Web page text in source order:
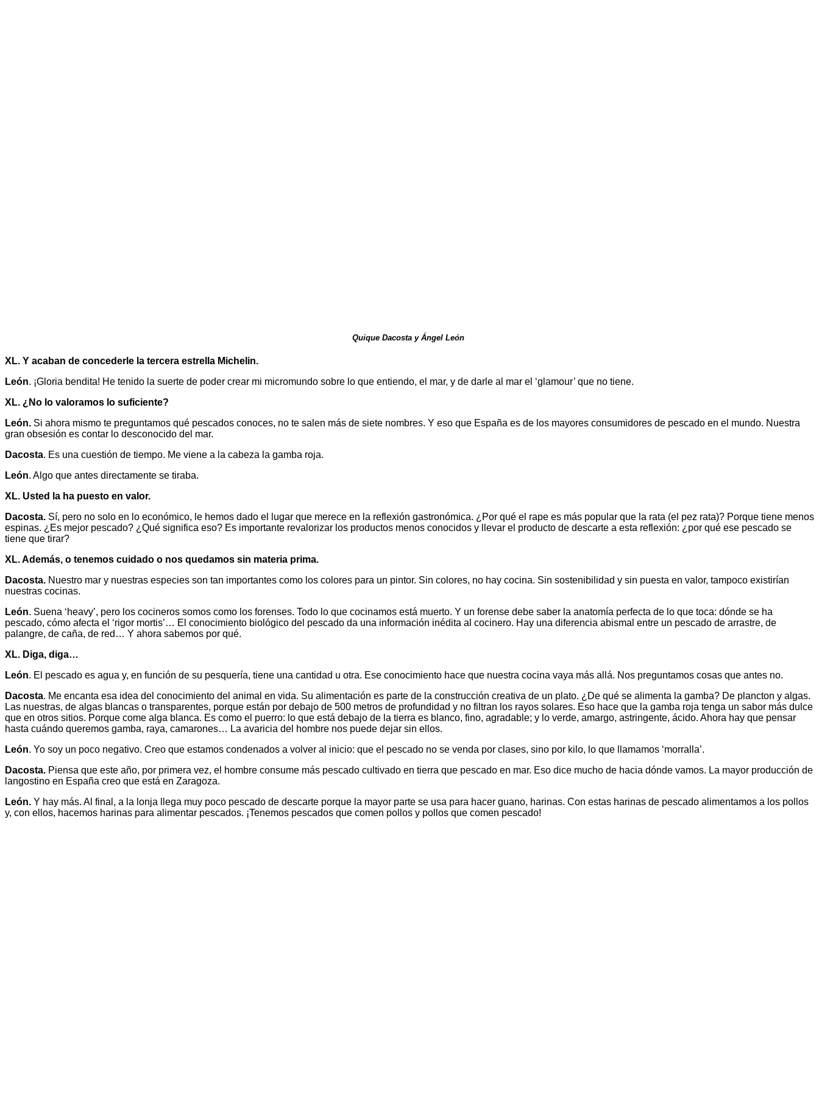
Quique Dacosta y Ángel León
XL. Y acaban de concederle la tercera estrella Michelin.
León. ¡Gloria bendita! He tenido la suerte de poder crear mi micromundo sobre lo que entiendo, el mar, y de darle al mar el ‘glamour’ que no tiene.
XL. ¿No lo valoramos lo suficiente?
León. Si ahora mismo te preguntamos qué pescados conoces, no te salen más de siete nombres. Y eso que España es de los mayores consumidores de pescado en el mundo. Nuestra
gran obsesión es contar lo desconocido del mar.
Dacosta. Es una cuestión de tiempo. Me viene a la cabeza la gamba roja.
León. Algo que antes directamente se tiraba.
XL. Usted la ha puesto en valor.
Dacosta. Sí, pero no solo en lo económico, le hemos dado el lugar que merece en la reflexión gastronómica. ¿Por qué el rape es más popular que la rata (el pez rata)? Porque tiene menos
espinas. ¿Es mejor pescado? ¿Qué significa eso? Es importante revalorizar los productos menos conocidos y llevar el producto de descarte a esta reflexión: ¿por qué ese pescado se
tiene que tirar?
XL. Además, o tenemos cuidado o nos quedamos sin materia prima.
Dacosta. Nuestro mar y nuestras especies son tan importantes como los colores para un pintor. Sin colores, no hay cocina. Sin sostenibilidad y sin puesta en valor, tampoco existirían
nuestras cocinas.
León. Suena ‘heavy’, pero los cocineros somos como los forenses. Todo lo que cocinamos está muerto. Y un forense debe saber la anatomía perfecta de lo que toca: dónde se ha
pescado, cómo afecta el ‘rigor mortis’… El conocimiento biológico del pescado da una información inédita al cocinero. Hay una diferencia abismal entre un pescado de arrastre, de
palangre, de caña, de red… Y ahora sabemos por qué.
XL. Diga, diga…
León. El pescado es agua y, en función de su pesquería, tiene una cantidad u otra. Ese conocimiento hace que nuestra cocina vaya más allá. Nos preguntamos cosas que antes no.
Dacosta. Me encanta esa idea del conocimiento del animal en vida. Su alimentación es parte de la construcción creativa de un plato. ¿De qué se alimenta la gamba? De plancton y algas.
Las nuestras, de algas blancas o transparentes, porque están por debajo de 500 metros de profundidad y no filtran los rayos solares. Eso hace que la gamba roja tenga un sabor más dulce
que en otros sitios. Porque come alga blanca. Es como el puerro: lo que está debajo de la tierra es blanco, fino, agradable; y lo verde, amargo, astringente, ácido. Ahora hay que pensar
hasta cuándo queremos gamba, raya, camarones… La avaricia del hombre nos puede dejar sin ellos.
León. Yo soy un poco negativo. Creo que estamos condenados a volver al inicio: que el pescado no se venda por clases, sino por kilo, lo que llamamos ‘morralla’.
Dacosta. Piensa que este año, por primera vez, el hombre consume más pescado cultivado en tierra que pescado en mar. Eso dice mucho de hacia dónde vamos. La mayor producción de
langostino en España creo que está en Zaragoza.
León. Y hay más. Al final, a la lonja llega muy poco pescado de descarte porque la mayor parte se usa para hacer guano, harinas. Con estas harinas de pescado alimentamos a los pollos
y, con ellos, hacemos harinas para alimentar pescados. ¡Tenemos pescados que comen pollos y pollos que comen pescado!